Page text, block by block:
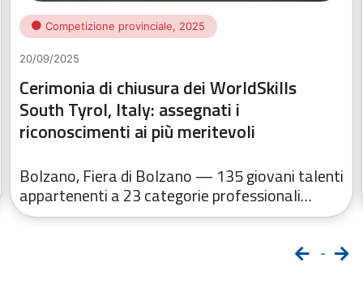
Competizione provinciale, 2025
20/09/2025
Cerimonia di chiusura dei WorldSkills
South Tyrol, Italy: assegnati i
riconoscimenti ai più meritevoli
Bolzano, Fiera di Bolzano — 135 giovani talenti
appartenenti a 23 categorie professionali…
-